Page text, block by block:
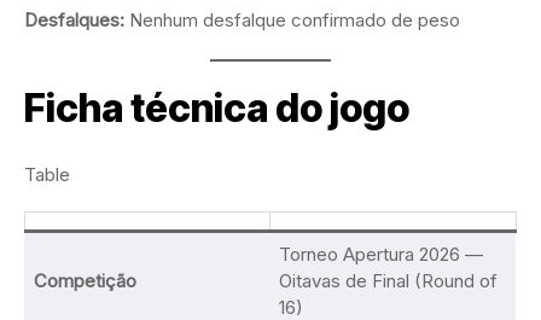
Desfalques: Nenhum desfalque confirmado de peso
Ficha técnica do jogo
Table
Competição
Torneo Apertura 2026 —
Oitavas de Final (Round of
16)